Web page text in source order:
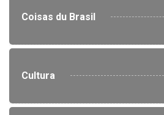
Coisas du Brasil
Cultura